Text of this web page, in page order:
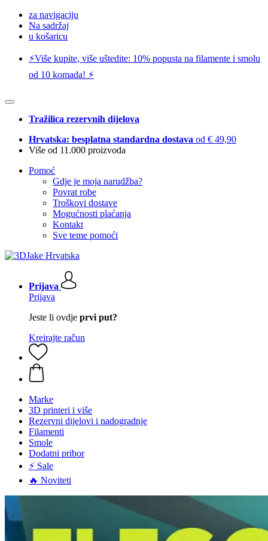
za navigaciju
Na sadržaj
u košaricu
⚡️Više kupite, više uštedite: 10% popusta na filamente i smolu
od 10 komada! ⚡️
Tražilica rezervnih dijelova
Hrvatska: besplatna standardna dostava od € 49,90
Više od 11.000 proizvoda
Pomoć
Gdje je moja narudžba?
Povrat robe
Troškovi dostave
Mogućnosti plaćanja
Kontakt
Sve teme pomoći
Prijava
Prijava
Jeste li ovdje prvi put?
Kreirajte račun
Marke
3D printeri i više
Rezervni dijelovi i nadogradnje
Filamenti
Smole
Dodatni pribor
⚡ Sale
🔥 Noviteti